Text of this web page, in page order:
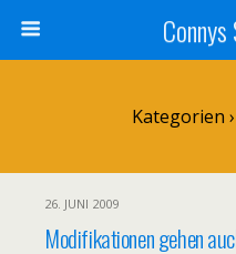
Kategorien ›
26. JUNI 2009
Modifikationen gehen